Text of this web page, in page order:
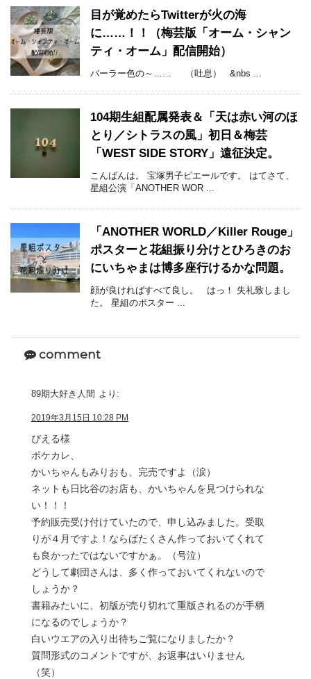
目が覚めたらTwitterが火の海
に……！！（梅芸版「オーム・シャン
ティ・オーム」配信開始）
バーラー色の～…… （吐息） &nbs ...
104期生組配属発表＆「天は赤い河のほ
とり／シトラスの風」初日＆梅芸
「WEST SIDE STORY」遠征決定。
こんばんは。 宝塚男子ピエールです。 はてさて、
星組公演「ANOTHER WOR ...
「ANOTHER WORLD／Killer Rouge」
ポスターと花組振り分けとひろきのお
にいちゃまは博多座行けるかな問題。
顔が良ければすべて良し。 はっ！ 失礼致しまし
た。 星組のポスター ...
comment
89期大好き人間 より:
2019年3月15日 10:28 PM
ぴえる様
ポケカレ、
かいちゃんもみりおも、完売ですよ（涙）
ネットも日比谷のお店も、かいちゃんを見つけられな
い！！！
予約販売受け付けていたので、申し込みました。受取
りが４月ですよ！ならばたくさん作っておいてくれて
も良かったではないですかぁ。（号泣）
どうして劇団さんは、多く作っておいてくれないので
しょうか？
書籍みたいに、初版が売り切れて重版されるのが手柄
になるのでしょうか？
白いウエアの入り出待ちご覧になりましたか？
質問形式のコメントですが、お返事はいりません
（笑）